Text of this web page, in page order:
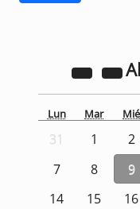
Lun Mar Mié
31 1 2
7
8 9
14
15 16